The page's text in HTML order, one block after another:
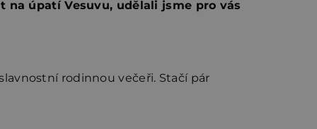
úpatí Vesuvu, udělali jsme pro vás
rodinnou večeři. Stačí pár